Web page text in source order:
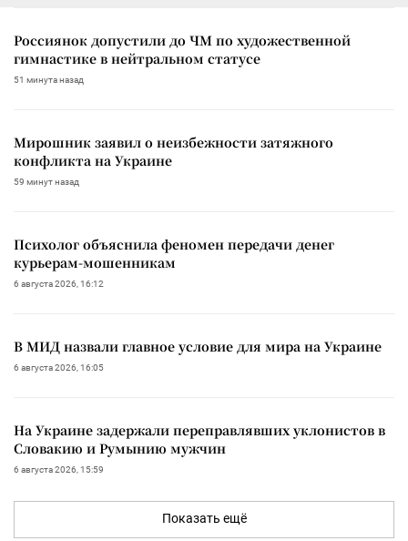
Россиянок допустили до ЧМ по художественной
гимнастике в нейтральном статусе
51 минута назад
Мирошник заявил о неизбежности затяжного
конфликта на Украине
59 минут назад
Психолог объяснила феномен передачи денег
курьерам-мошенникам
6 августа 2026, 16:12
В МИД назвали главное условие для мира на Украине
6 августа 2026, 16:05
На Украине задержали переправлявших уклонистов в
Словакию и Румынию мужчин
6 августа 2026, 15:59
Показать ещё